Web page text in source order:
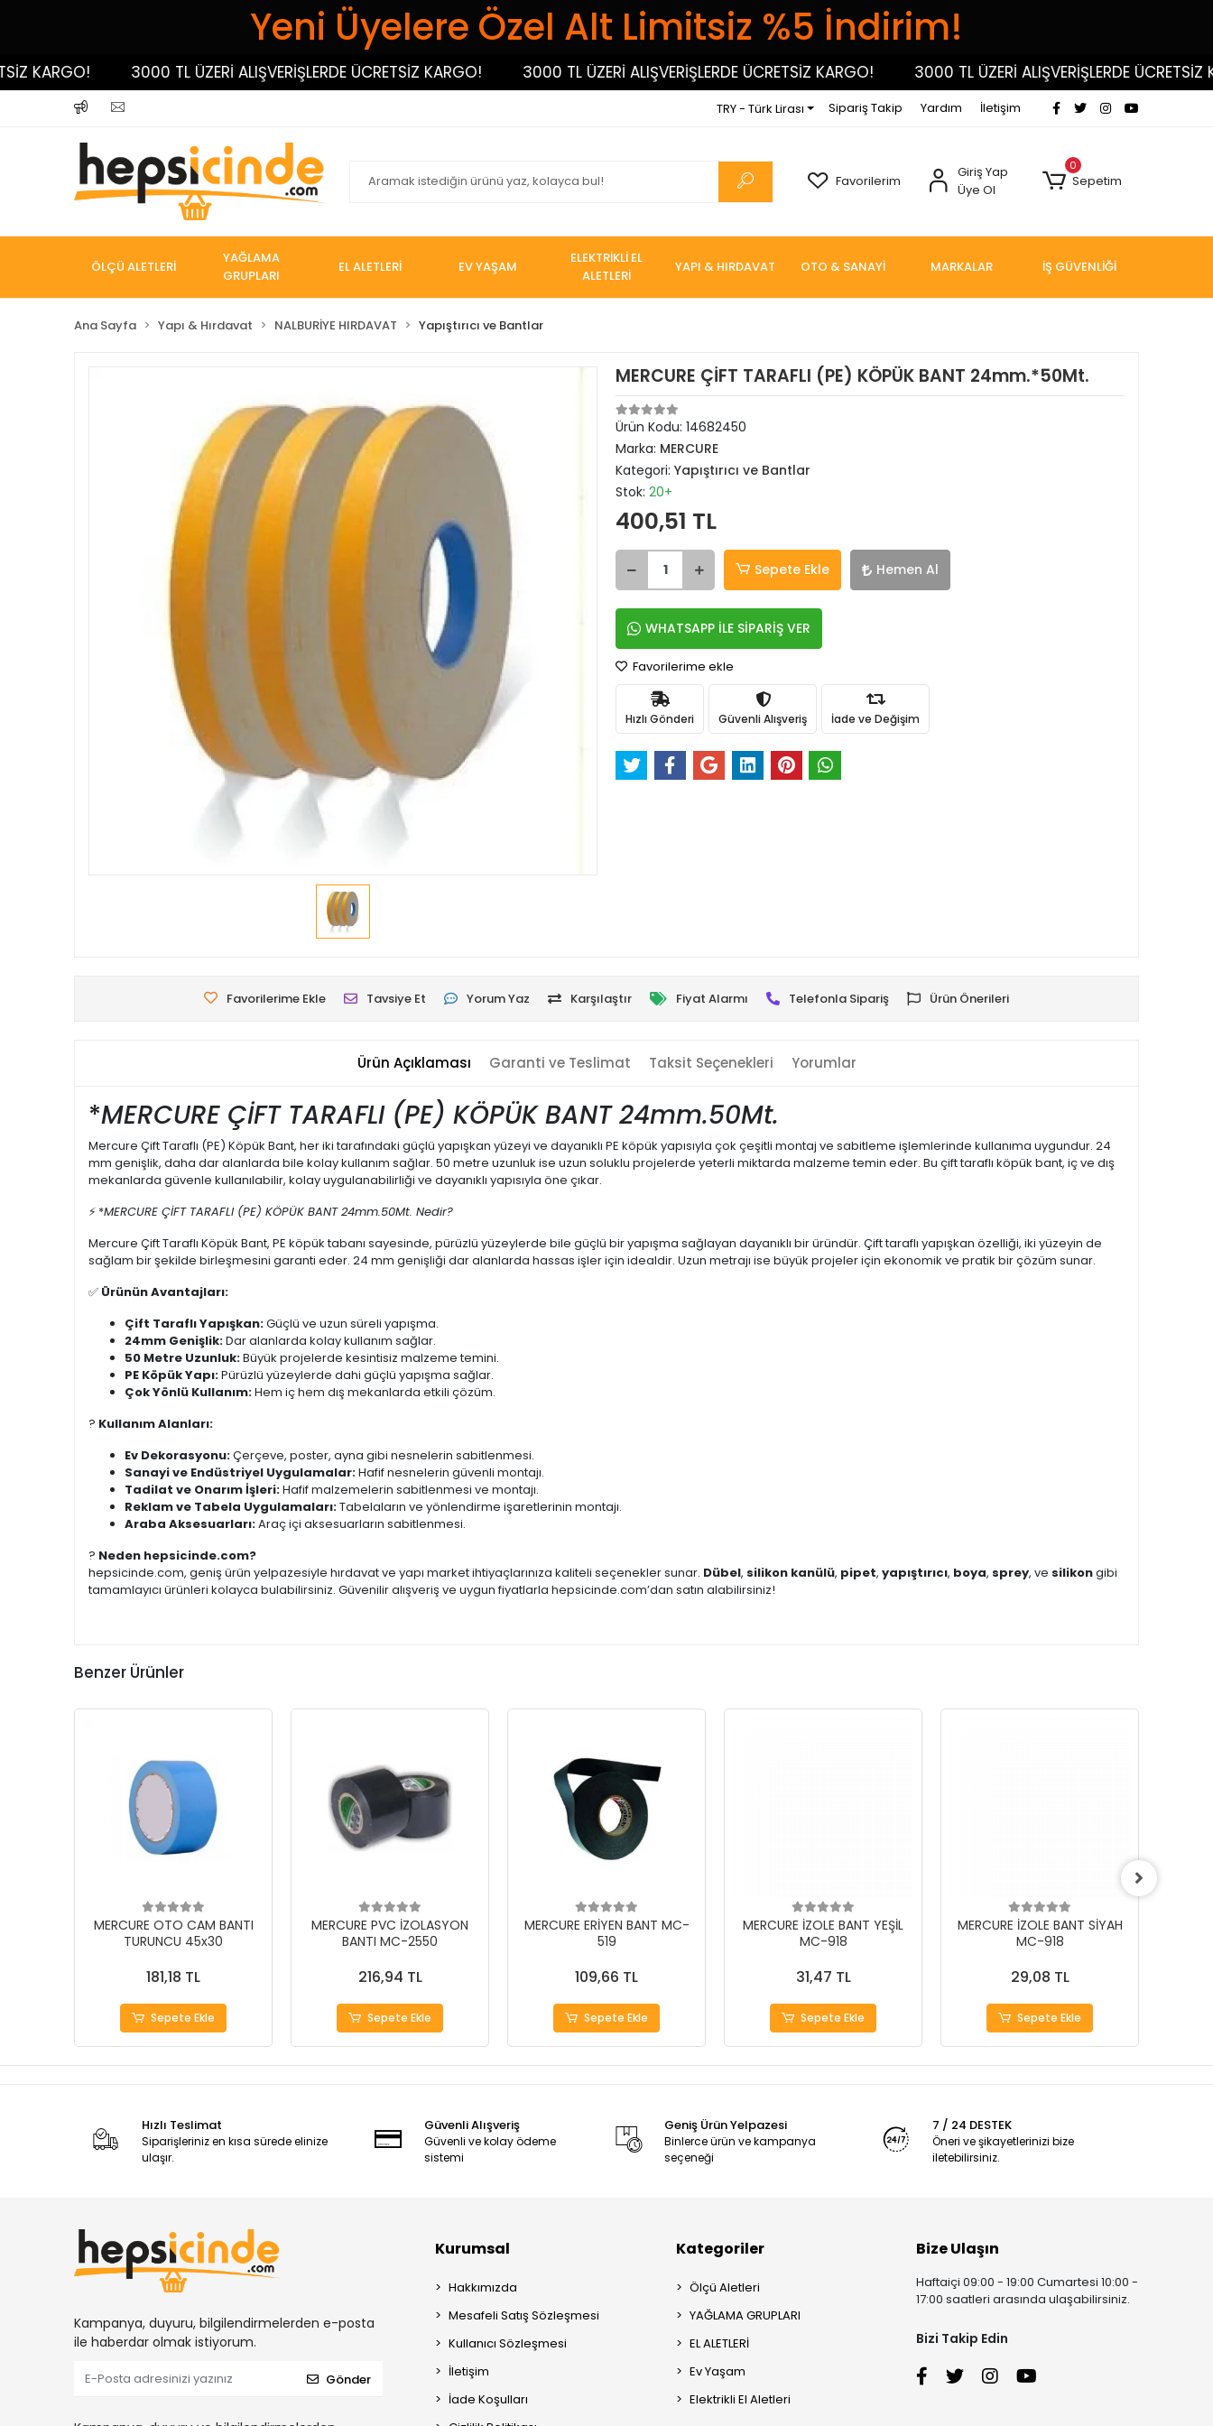
Yeni Üyelere Özel Alt Limitsiz %5 İndirim!
3000 TL ÜZERİ ALIŞVERİŞLERDE ÜCRETSİZ KARGO! 3000 TL ÜZERİ ALIŞVERİŞLERDE ÜCRETSİZ KARGO! 3000 TL ÜZERİ ALIŞVERİŞLERDE ÜCRETSİZ
TRY - Türk Lirası Sipariş Takip Yardım İletişim
Favorilerim
Giriş Yap
Üye Ol
0
Sepetim
ÖLÇÜ ALETLERİ
YAĞLAMA
GRUPLARI
EL ALETLERİ EV YAŞAM
ELEKTRİKLİ EL
ALETLERİ
YAPI & HIRDAVAT OTO & SANAYİ MARKALAR İŞ GÜVENLİĞİ
Ana Sayfa Yapı & Hırdavat NALBURİYE HIRDAVAT Yapıştırıcı ve Bantlar
MERCURE ÇİFT TARAFLI (PE) KÖPÜK BANT 24mm.*50Mt.
Ürün Kodu: 14682450
Marka: MERCURE
Kategori: Yapıştırıcı ve Bantlar
Stok: 20+
400,51 TL
Sepete Ekle Hemen Al
WHATSAPP İLE SİPARİŞ VER
Favorilerime ekle
Hızlı Gönderi Güvenli Alışveriş İade ve Değişim
Favorilerime Ekle Tavsiye Et Yorum Yaz Karşılaştır Fiyat Alarmı Telefonla Sipariş Ürün Önerileri
Ürün Açıklaması Garanti ve Teslimat Taksit Seçenekleri Yorumlar
*MERCURE ÇİFT TARAFLI (PE) KÖPÜK BANT 24mm.50Mt.
Mercure Çift Taraflı (PE) Köpük Bant, her iki tarafındaki güçlü yapışkan yüzeyi ve dayanıklı PE köpük yapısıyla çok çeşitli montaj ve sabitleme işlemlerinde kullanıma uygundur. 24
mm genişlik, daha dar alanlarda bile kolay kullanım sağlar. 50 metre uzunluk ise uzun soluklu projelerde yeterli miktarda malzeme temin eder. Bu çift taraflı köpük bant, iç ve dış
mekanlarda güvenle kullanılabilir, kolay uygulanabilirliği ve dayanıklı yapısıyla öne çıkar.
⚡ *MERCURE ÇİFT TARAFLI (PE) KÖPÜK BANT 24mm.50Mt. Nedir?
Mercure Çift Taraflı Köpük Bant, PE köpük tabanı sayesinde, pürüzlü yüzeylerde bile güçlü bir yapışma sağlayan dayanıklı bir üründür. Çift taraflı yapışkan özelliği, iki yüzeyin de
sağlam bir şekilde birleşmesini garanti eder. 24 mm genişliği dar alanlarda hassas işler için idealdir. Uzun metrajı ise büyük projeler için ekonomik ve pratik bir çözüm sunar.
✅ Ürünün Avantajları:
Çift Taraflı Yapışkan:Güçlü ve uzun süreli yapışma.
24mm Genişlik:Dar alanlarda kolay kullanım sağlar.
50 Metre Uzunluk:Büyük projelerde kesintisiz malzeme temini.
PE Köpük Yapı:Pürüzlü yüzeylerde dahi güçlü yapışma sağlar.
Çok Yönlü Kullanım:Hem iç hem dış mekanlarda etkili çözüm.
?️ Kullanım Alanları:
Ev Dekorasyonu:Çerçeve, poster, ayna gibi nesnelerin sabitlenmesi.
Sanayi ve Endüstriyel Uygulamalar:Hafif nesnelerin güvenli montajı.
Tadilat ve Onarım İşleri:Hafif malzemelerin sabitlenmesi ve montajı.
Reklam ve Tabela Uygulamaları:Tabelaların ve yönlendirme işaretlerinin montajı.
Araba Aksesuarları:Araç içi aksesuarların sabitlenmesi.
? Neden hepsicinde.com?
hepsicinde.com, geniş ürün yelpazesiyle hırdavat ve yapı market ihtiyaçlarınıza kaliteli seçenekler sunar. Dübel, silikon kanülü, pipet, yapıştırıcı, boya, sprey, ve silikongibi
tamamlayıcı ürünleri kolayca bulabilirsiniz. Güvenilir alışveriş ve uygun fiyatlarla hepsicinde.com’dan satın alabilirsiniz!
Benzer Ürünler
MERCURE OTO CAM BANTI
TURUNCU 45x30
181,18 TL
Sepete Ekle
MERCURE PVC İZOLASYON
BANTI MC-2550
216,94 TL
Sepete Ekle
MERCURE ERİYEN BANT MC-
519
109,66 TL
Sepete Ekle
MERCURE İZOLE BANT YEŞİL
MC-918
31,47 TL
Sepete Ekle
MERCURE İZOLE BANT SİYAH
MC-918
29,08 TL
Sepete Ekle
Hızlı Teslimat
Siparişleriniz en kısa sürede elinize
ulaşır.
Güvenli Alışveriş
Güvenli ve kolay ödeme
sistemi
Geniş Ürün Yelpazesi
Binlerce ürün ve kampanya
seçeneği
7 / 24 DESTEK
Öneri ve şikayetlerinizi bize
iletebilirsiniz.
Kampanya, duyuru, bilgilendirmelerden e-posta
ile haberdar olmak istiyorum.
Gönder
Kurumsal
Hakkımızda
Mesafeli Satış Sözleşmesi
Kullanıcı Sözleşmesi
İletişim
İade Koşulları
Kategoriler
Ölçü Aletleri
YAĞLAMA GRUPLARI
EL ALETLERİ
Ev Yaşam
Elektrikli El Aletleri
Bize Ulaşın
Haftaiçi 09:00 - 19:00 Cumartesi 10:00 -
17:00 saatleri arasında ulaşabilirsiniz.
Bizi Takip Edin